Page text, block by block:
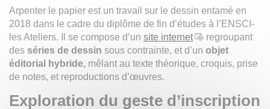
Arpenter le papier est un travail sur le dessin entamé en
2018 dans le cadre du diplôme de fin d’études à l’ENSCI-
les Ateliers. Il se compose d’un site internet
regroupant
des séries de dessin sous contrainte, et d’un objet
éditorial hybride, mêlant au texte théorique, croquis, prise
de notes, et reproductions d’œuvres.
Exploration du geste d’inscription